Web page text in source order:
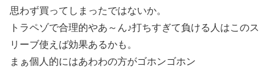
思わず買ってしまったではないか。
トラペゾで合理的やあ～ん♪打ちすぎて負ける人はこのス
リーブ使えば効果あるかも。
まぁ個人的にはあわわの方がゴホンゴホン